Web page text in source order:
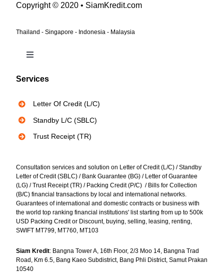
Copyright © 2020 • SiamKredit.com
Thailand - Singapore - Indonesia - Malaysia
Toggle
Bank Instruments
Services
Letter Of Credit (L/C)
Standby L/C (SBLC)
Trust Receipt (TR)
Consultation services and solution on Letter of Credit (L/C) / Standby
Letter of Credit (SBLC) / Bank Guarantee (BG) / Letter of Guarantee
(LG) / Trust Receipt (TR) / Packing Credit (P/C) / Bills for Collection
(B/C) financial transactions by local and international networks.
Guarantees of international and domestic contracts or business with
the world top ranking financial institutions' list starting from up to 500k
USD Packing Credit or Discount, buying, selling, leasing, renting,
SWIFT MT799, MT760, MT103
Siam Kredit: Bangna Tower A, 16th Floor, 2/3 Moo 14, Bangna Trad
Road, Km 6.5, Bang Kaeo Subdistrict, Bang Phli District, Samut Prakan
10540